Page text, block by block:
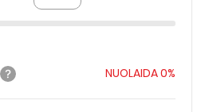
NUOLAIDA0%